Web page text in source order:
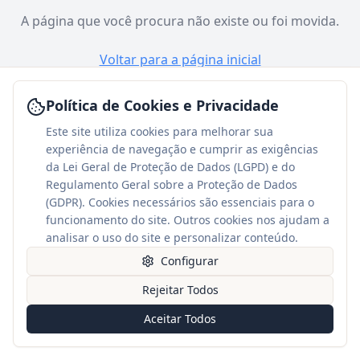
Política de Cookies e Privacidade
Este site utiliza cookies para melhorar sua
experiência de navegação e cumprir as exigências
da Lei Geral de Proteção de Dados (LGPD) e do
Regulamento Geral sobre a Proteção de Dados
(GDPR). Cookies necessários são essenciais para o
funcionamento do site. Outros cookies nos ajudam a
analisar o uso do site e personalizar conteúdo.
Configurar
Rejeitar Todos
Aceitar Todos
A página que você procura não existe ou foi movida.
Voltar para a página inicial